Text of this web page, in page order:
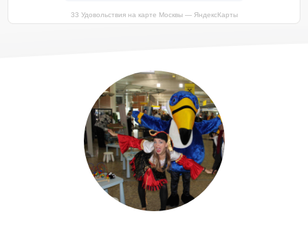
33 Удовольствия на карте Москвы — ЯндексКарты